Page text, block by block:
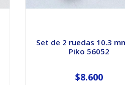
Set de 2 ruedas 10.3
Piko 56052
$8.600